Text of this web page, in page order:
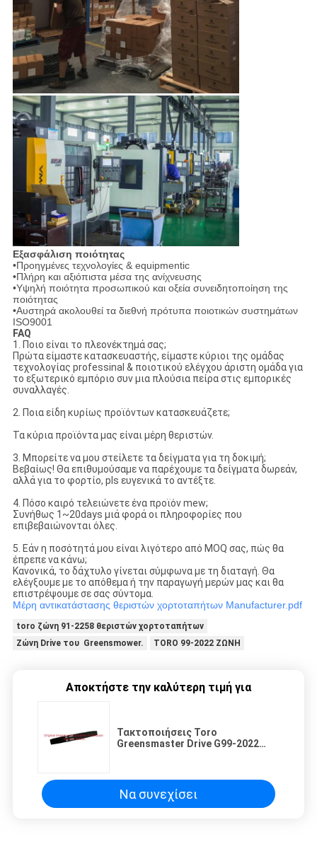
Εξασφάλιση ποιότητας
•Προηγμένες τεχνολογίες & equipmentic
•Πλήρη και αξιόπιστα μέσα της ανίχνευσης
•Υψηλή ποιότητα προσωπικού και οξεία συνειδητοποίηση της
ποιότητας
•Αυστηρά ακολουθεί τα διεθνή πρότυπα ποιοτικών συστημάτων
ISO9001
FAQ
1. Ποιο είναι το πλεονέκτημά σας;
Πρώτα είμαστε κατασκευαστής, είμαστε κύριοι της ομάδας
τεχνολογίας professinal & ποιοτικού ελέγχου άριστη ομάδα για
το εξωτερικό εμπόριο συν μια πλούσια πείρα στις εμπορικές
συναλλαγές.
2. Ποια είδη κυρίως προϊόντων κατασκευάζετε;
Τα κύρια προϊόντα μας είναι μέρη θεριστών.
3. Μπορείτε να μου στείλετε τα δείγματα για τη δοκιμή;
Βεβαίως! Θα επιθυμούσαμε να παρέχουμε τα δείγματα δωρεάν,
αλλά για το φορτίο, pls ευγενικά το αντέξτε.
4. Πόσο καιρό τελειώνετε ένα προϊόν mew;
Συνήθως 1~20days μιά φορά οι πληροφορίες που
επιβεβαιώνονται όλες.
5. Εάν η ποσότητά μου είναι λιγότερο από MOQ σας, πώς θα
έπρεπε να κάνω;
Κανονικά, το δάχτυλο γίνεται σύμφωνα με τη διαταγή. Θα
ελέγξουμε με το απόθεμα ή την παραγωγή μερών μας και θα
επιστρέψουμε σε σας σύντομα.
Μέρη αντικατάστασης θεριστών χορτοταπήτων Manufacturer.pdf
toro ζώνη 91-2258 θεριστών χορτοταπήτων
Ζώνη Drive του Greensmower.
TORO 99-2022 ΖΩΝΗ
Αποκτήστε την καλύτερη τιμή για
Τακτοποιήσεις Toro
Greensmaster Drive G99-2022
Να συνεχίσει